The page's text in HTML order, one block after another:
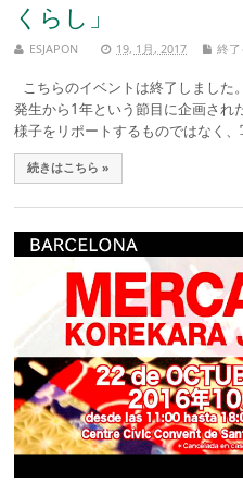
くらし」
ESJAPON 19, 1月, 2017 終
こちらのイベントは終了しまし
発生から1年という節目に企画され
様子をリポートするものではなく
続きはこちら »